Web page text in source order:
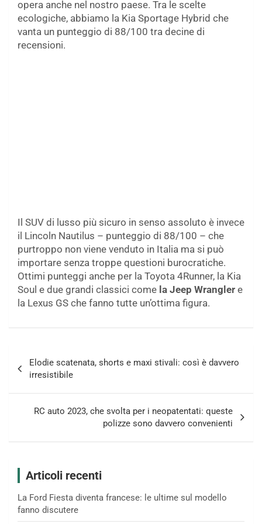
opera anche nel nostro paese. Tra le scelte
ecologiche, abbiamo la Kia Sportage Hybrid che
vanta un punteggio di 88/100 tra decine di
recensioni.
Il SUV di lusso più sicuro in senso assoluto è invece
il Lincoln Nautilus – punteggio di 88/100 – che
purtroppo non viene venduto in Italia ma si può
importare senza troppe questioni burocratiche.
Ottimi punteggi anche per la Toyota 4Runner, la Kia
Soul e due grandi classici come la Jeep Wrangler e
la Lexus GS che fanno tutte un’ottima figura.
articoli
Elodie scatenata, shorts e maxi stivali: così è davvero
irresistibile
RC auto 2023, che svolta per i neopatentati: queste
polizze sono davvero convenienti
Articoli recenti
La Ford Fiesta diventa francese: le ultime sul modello
fanno discutere